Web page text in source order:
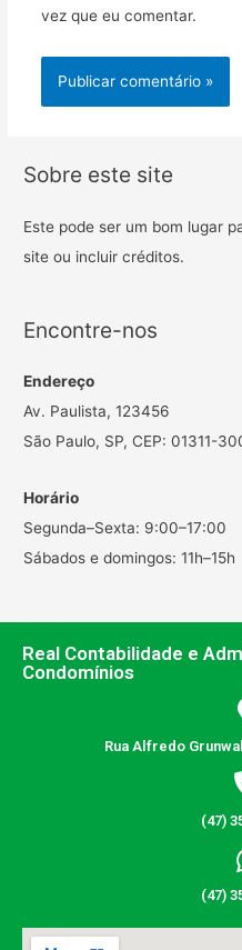
vez que eu comentar.
Sobre este site
Este pode ser um bom lugar
site ou incluir créditos.
Encontre-nos
Endereço
Av. Paulista, 123456
São Paulo, SP, CEP: 01311-
Horário
Segunda–Sexta: 9:00–17:00
Sábados e domingos: 11h–15h
Real Contabilidade e
Condomínios
Rua Alfredo
(47)
(47)